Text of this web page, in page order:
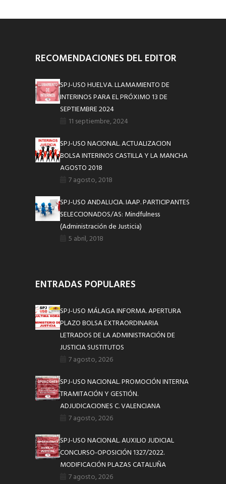
RECOMENDACIONES DEL EDITOR
SPJ-USO HUELVA. LLAMAMIENTO DE
INTERINOS PARA EL PRÓXIMO 13 DE
SEPTIEMBRE 2024
11 septiembre, 2024
SPJ-USO NACIONAL. ACTUALIZACION
BOLSA INTERINOS CASTILLA Y LA MANCHA
AGOSTO 2018
7 agosto, 2018
SPJ-USO ANDALUCIA. IAAP. PARTICIPANTES
SELECCIONADOS/AS: Mindfulness
(Administración de Justicia)
5 abril, 2018
ENTRADAS POPULARES
SPJ-USO MÁLAGA INFORMA. APERTURA
PLAZO BOLSA EXTRAORDINARIA
LETRADOS DE LA ADMINISTRACIÓN DE
JUSTICIA SUSTITUTOS
7 agosto, 2026
SPJ-USO NACIONAL. PROMOCIÓN INTERNA
TRAMITACIÓN Y GESTIÓN.
ADJUDICACIONES C. VALENCIANA
7 agosto, 2026
SPJ-USO NACIONAL. AUXILIO JUDICIAL
CONCURSO-OPOSICIÓN 1327/2022.
MODIFICACIÓN PLAZAS CATALUÑA
7 agosto, 2026